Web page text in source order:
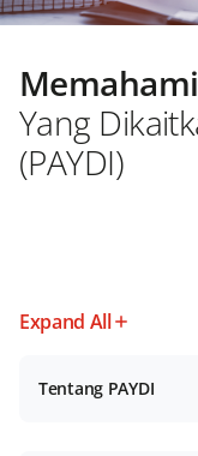
Yang
(PAYDI)
Expand All
Tentang PAYDI